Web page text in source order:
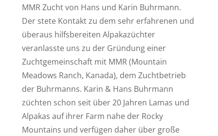
MMR Zucht von Hans und Karin Buhrmann.
Der stete Kontakt zu dem sehr erfahrenen und
überaus hilfsbereiten Alpakazüchter
veranlasste uns zu der Gründung einer
Zuchtgemeinschaft mit MMR (Mountain
Meadows Ranch, Kanada), dem Zuchtbetrieb
der Buhrmanns. Karin & Hans Buhrmann
züchten schon seit über 20 Jahren Lamas und
Alpakas auf ihrer Farm nahe der Rocky
Mountains und verfügen daher über große